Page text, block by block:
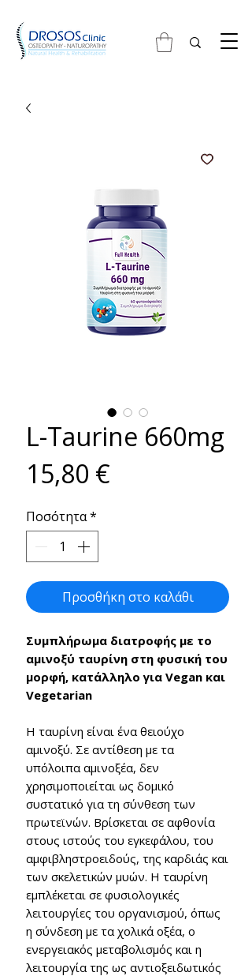
L-Taurine 660mg
15,80 €
Ποσότητα*
Προσθήκη στο καλάθι
Συμπλήρωμα διατροφής με το
αμινοξύ ταυρίνη στη φυσική του
μορφή, κατάλληλο για Vegan και
Vegetarian
Η ταυρίνη είναι ένα θειούχο
αμινοξύ. Σε αντίθεση με τα
υπόλοιπα αμινοξέα, δεν
χρησιμοποιείται ως δομικό
συστατικό για τη σύνθεση των
πρωτεϊνών. Βρίσκεται σε αφθονία
στους ιστούς του εγκεφάλου, του
αμφιβληστροειδούς, της καρδιάς και
των σκελετικών μυών. Η ταυρίνη
εμπλέκεται σε φυσιολογικές
λειτουργίες του οργανισμού, όπως
η σύνδεση με τα χολικά οξέα, ο
ενεργειακός μεταβολισμός και η
λειτουργία της ως αντιοξειδωτικός